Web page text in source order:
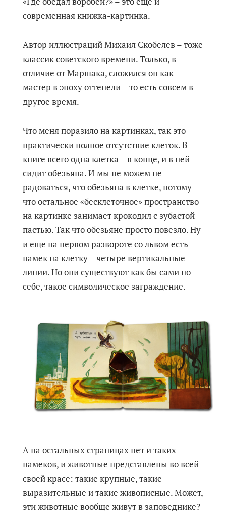
современная книжка-картинка.
Автор иллюстраций Михаил Скобелев – тоже
классик советского времени. Только, в
отличие от Маршака, сложился он как
мастер в эпоху оттепели – то есть совсем в
другое время.
Что меня поразило на картинках, так это
практически полное отсутствие клеток. В
книге всего одна клетка – в конце, и в ней
сидит обезьяна. И мы не можем не
радоваться, что обезьяна в клетке, потому
что остальное «бесклеточное» пространство
на картинке занимает крокодил с зубастой
пастью. Так что обезьяне просто повезло. Ну
и еще на первом развороте со львом есть
намек на клетку ‒ четыре вертикальные
линии. Но они существуют как бы сами по
себе, такое символическое заграждение.
А на остальных страницах нет и таких
намеков, и животные представлены во всей
своей красе: такие крупные, такие
выразительные и такие живописные. Может,
эти животные вообще живут в заповеднике?